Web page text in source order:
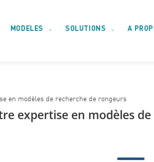
MODELES SOLUTIONS A
en modèles de recherche de rongeurs
expertise en modèles